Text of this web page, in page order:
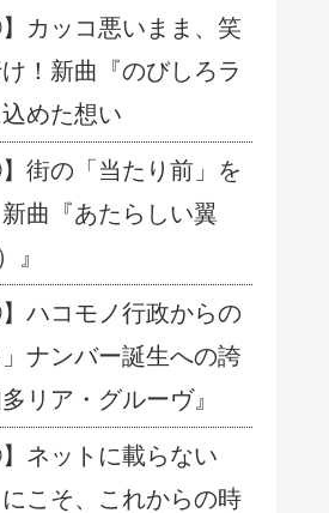
カッコ悪いまま、笑
！新曲『のびしろラ
めた想い
街の「当たり前」を
曲『あたらしい翼
』
ハコモノ行政からの
ナンバー誕生への誇
リア・グルーヴ』
ネットに載らない
にこそ、これからの時